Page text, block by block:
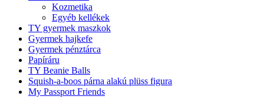
Kozmetika
Egyéb kellékek
TY gyermek maszkok
Gyermek hajkefe
Gyermek pénztárca
Papíráru
TY Beanie Balls
Squish-a-boos párna alakú plüss figura
My Passport Friends